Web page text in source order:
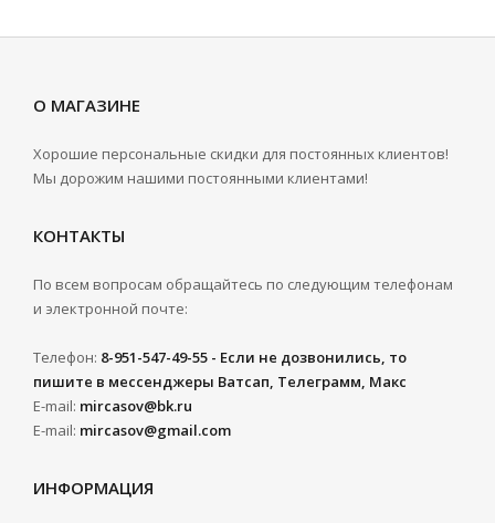
О МАГАЗИНЕ
Хорошие персональные скидки для постоянных клиентов!
Мы дорожим нашими постоянными клиентами!
КОНТАКТЫ
По всем вопросам обращайтесь по следующим телефонам
и электронной почте:
Телефон: 8-951-547-49-55 - Если не дозвонились, то
пишите в мессенджеры Ватсап, Телеграмм, Макс
E-mail: mircasov@bk.ru
E-mail: mircasov@gmail.com
ИНФОРМАЦИЯ